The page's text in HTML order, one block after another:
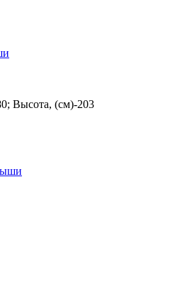
Высота, (см)-203